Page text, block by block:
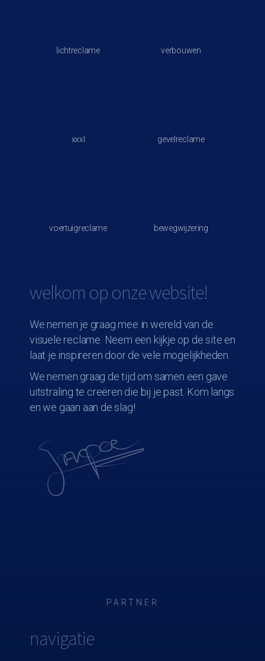
lichtreclame verbouwen
xxxl gevelreclame
voertuigreclame bewegwijzering
welkom op onze website!
We nemen je graag mee in wereld van de
visuele reclame. Neem een kijkje op de site en
laat je inspireren door de vele mogelijkheden.
We nemen graag de tijd om samen een gave
uitstraling te creëren die bij je past. Kom langs
en we gaan aan de slag!
PARTNER
navigatie